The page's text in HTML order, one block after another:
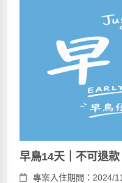
早鳥14天｜不可退
專案入住期間：2024/